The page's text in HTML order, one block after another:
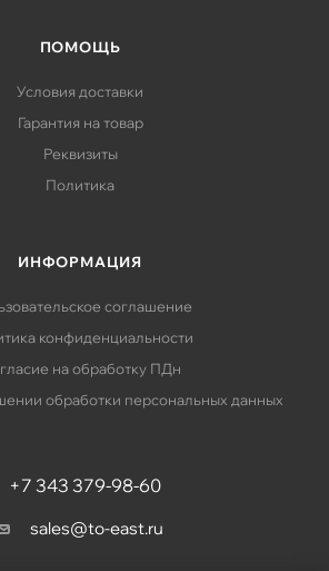
ПОМОЩЬ
Условия доставки
Гарантия на товар
Реквизиты
Политика
ИНФОРМАЦИЯ
соглашение
конфиденциальности
на обработку ПДн
обработки персональных данных
+7 343 379-98-60
sales@to-east.ru